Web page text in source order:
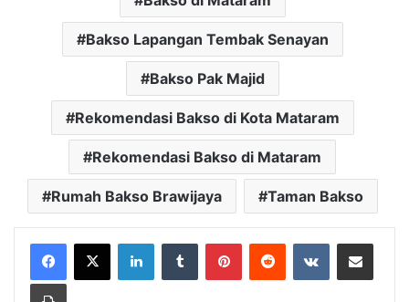
Bakso Lapangan Tembak Senayan
Bakso Pak Majid
Rekomendasi Bakso di Kota Mataram
Rekomendasi Bakso di Mataram
Rumah Bakso Brawijaya Taman Bakso
LinkedInTumblr PinterestReddit VKontakteBagikan Lewat Email
Cetak